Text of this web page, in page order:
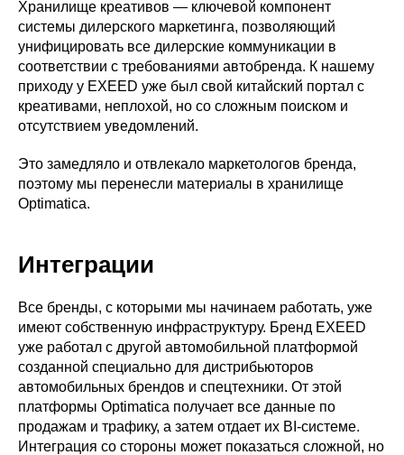
Хранилище креативов — ключевой компонент
системы дилерского маркетинга, позволяющий
унифицировать все дилерские коммуникации в
соответствии с требованиями автобренда. К нашему
приходу у EXEED уже был свой китайский портал с
креативами, неплохой, но со сложным поиском и
отсутствием уведомлений.
Это замедляло и отвлекало маркетологов бренда,
поэтому мы перенесли материалы в хранилище
Optimatica.
Интеграции
Все бренды, с которыми мы начинаем работать, уже
имеют собственную инфраструктуру. Бренд EXEED
уже работал с другой автомобильной платформой
созданной специально для дистрибьюторов
автомобильных брендов и спецтехники. От этой
платформы Optimatica получает все данные по
продажам и трафику, а затем отдает их BI-системе.
Интеграция со стороны может показаться сложной, но